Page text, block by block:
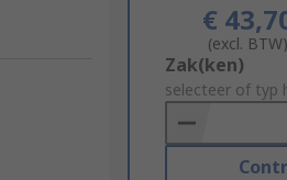
€
(excl. BTW)
Add
to
Basket
Zak(ken)
selecteer of typ